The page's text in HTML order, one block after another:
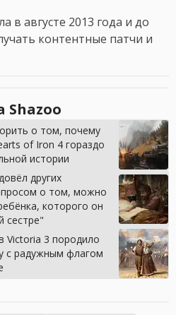
в августе 2013 года и до
контентные патчи и
Shazoo
о том, почему
of Iron 4 гораздо
истории
других
о том, можно
которого он
сестре"
Victoria 3 породило
с радужным флагом